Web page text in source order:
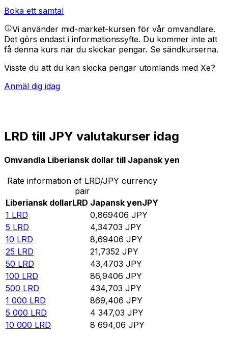
Boka ett samtal
Vi använder mid-market-kursen för vår omvandlare.
Det görs endast i informationssyfte. Du kommer inte att
få denna kurs när du skickar pengar. Se sändkurserna.
Visste du att du kan skicka pengar utomlands med Xe?
Anmäl dig idag
LRD till JPY valutakurser idag
Omvandla Liberiansk dollar till Japansk yen
Rate information of LRD/JPY currency
pair
Liberiansk dollarLRD Japansk yenJPY
1 LRD 0,869406 JPY
5 LRD 4,34703 JPY
10 LRD 8,69406 JPY
25 LRD 21,7352 JPY
50 LRD 43,4703 JPY
100 LRD 86,9406 JPY
500 LRD 434,703 JPY
1 000 LRD 869,406 JPY
5 000 LRD 4 347,03 JPY
10 000 LRD 8 694,06 JPY